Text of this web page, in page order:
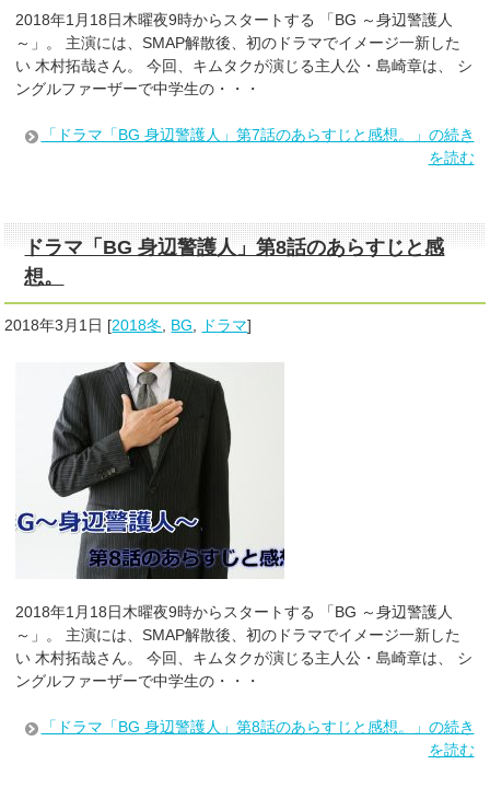
2018年1月18日木曜夜9時からスタートする 「BG ～身辺警護人
～」。 主演には、SMAP解散後、初のドラマでイメージ一新した
い 木村拓哉さん。 今回、キムタクが演じる主人公・島崎章は、 シ
ングルファーザーで中学生の・・・
「ドラマ「BG 身辺警護人」第7話のあらすじと感想。」の続き
を読む
ドラマ「BG 身辺警護人」第8話のあらすじと感
想。
2018年3月1日 [2018冬 BG ドラマ]
2018年1月18日木曜夜9時からスタートする 「BG ～身辺警護人
～」。 主演には、SMAP解散後、初のドラマでイメージ一新した
い 木村拓哉さん。 今回、キムタクが演じる主人公・島崎章は、 シ
ングルファーザーで中学生の・・・
「ドラマ「BG 身辺警護人」第8話のあらすじと感想。」の続き
を読む